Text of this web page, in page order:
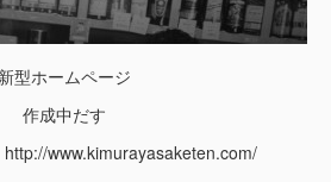
新型ホームページ
作成中だす
www.kimurayasaketen.com/